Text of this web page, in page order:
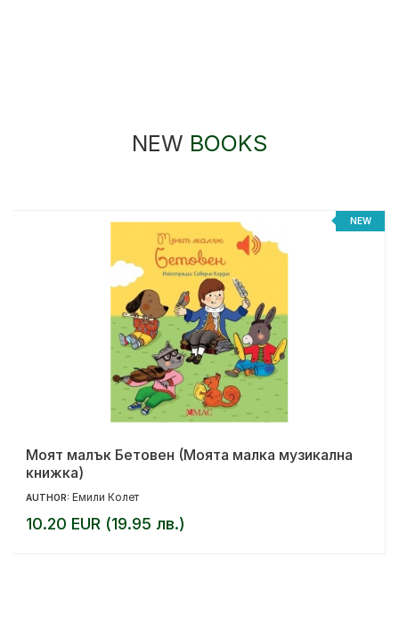
NEW BOOKS
NEW
Моят малък Бетовен (Моята малка музикална
книжка)
AUTHOR: Емили Колет
10.20 EUR (19.95 лв.)